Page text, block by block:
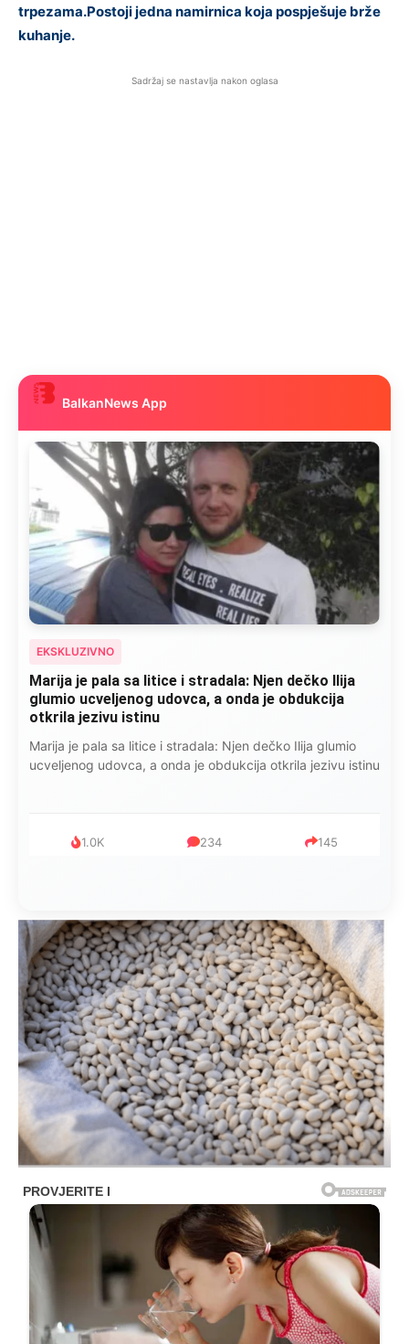
trpezama.Postoji jedna namirnica koja pospješuje brže
kuhanje.
Sadržaj se nastavlja nakon oglasa
BalkanNews App
EKSKLUZIVNO
Marija je pala sa litice i stradala: Njen dečko Ilija
glumio ucveljenog udovca, a onda je obdukcija
otkrila jezivu istinu
Marija je pala sa litice i stradala: Njen dečko Ilija glumio
ucveljenog udovca, a onda je obdukcija otkrila jezivu istinu
1.0K 234 145